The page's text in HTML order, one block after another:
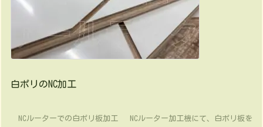
白ポリのNC加工
NCルーターでの白ポリ板加工 NCルーター加工機にて、白ポリ板を